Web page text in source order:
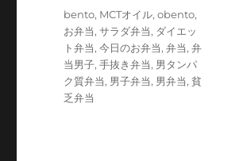
テ
ゴ
リ
ー
タ
グ
bento, MCTオイル,obento,
お弁当,サラダ弁当, ダイエッ
ト弁当,今日のお弁当,弁当,弁
当男子,手抜き弁当, 男タンパ
ク質弁当, 男子弁当, 男弁当,貧
乏弁当